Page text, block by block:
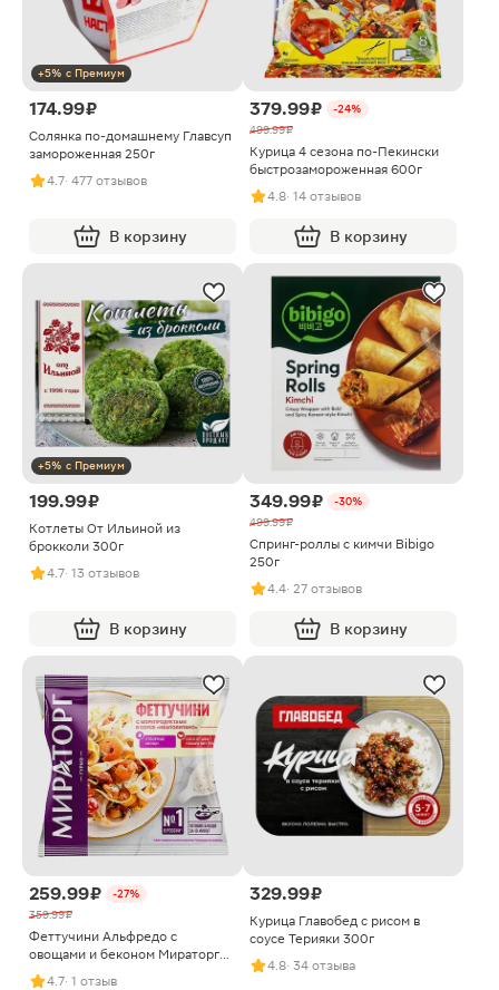
+5% с Премиум
174.99 ₽
Солянка по-домашнему Главсуп
замороженная 250г
4.7· 477 отзывов
В корзину
379.99 ₽
-24%
499.99 ₽
Курица 4 сезона по-Пекински
быстрозамороженная 600г
4.8· 14 отзывов
В корзину
+5% с Премиум
199.99 ₽
Котлеты От Ильиной из
брокколи 300г
4.7· 13 отзывов
В корзину
349.99 ₽
-30%
499.99 ₽
Спринг-роллы с кимчи Bibigo
250г
4.4· 27 отзывов
В корзину
259.99 ₽
-27%
359.99 ₽
Феттучини Альфредо с
овощами и беконом Мираторг
400г
4.7· 1 отзыв
329.99 ₽
Курица Главобед с рисом в
соусе Терияки 300г
4.8· 34 отзыва